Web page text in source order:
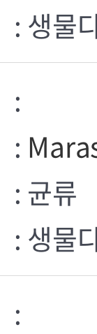
: 생물
:
:
: 균류
: 생물
: